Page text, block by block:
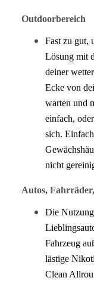
Outdoorbereich
Fast zu gut,
Lösung mit
deiner
Ecke von
warten und
einfach,
sich.
nicht
Autos,
Die
Fahrzeug
lästige
Clean